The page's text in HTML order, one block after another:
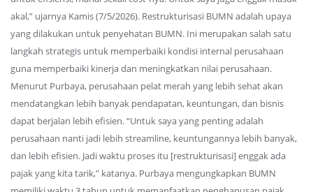
akal,” ujarnya Kamis (7/5/2026). Restrukturisasi BUMN adalah upaya
yang dilakukan untuk penyehatan BUMN. Ini merupakan salah satu
langkah strategis untuk memperbaiki kondisi internal perusahaan
guna memperbaiki kinerja dan meningkatkan nilai perusahaan.
Menurut Purbaya, perusahaan pelat merah yang lebih sehat akan
mendatangkan lebih banyak pendapatan, keuntungan, dan bisnis
dapat berjalan lebih efisien. “Untuk saya yang penting adalah
perusahaan nanti jadi lebih streamline, keuntungannya lebih banyak,
dan lebih efisien. Jadi waktu proses itu [restrukturisasi] enggak ada
pajak yang kita tarik,” katanya. Purbaya mengungkapkan BUMN